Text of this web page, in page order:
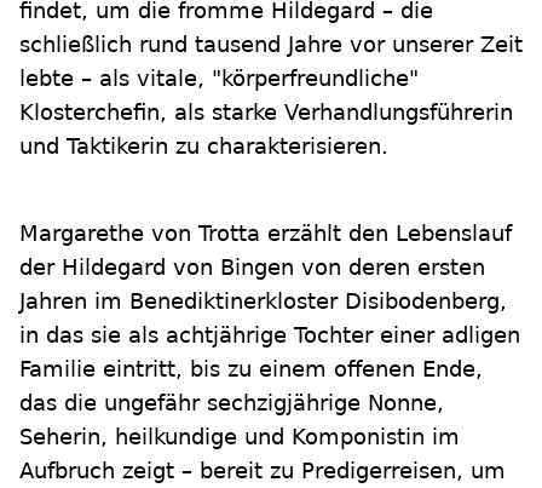
findet, um die fromme Hildegard – die
schließlich rund tausend Jahre vor unserer Zeit
lebte – als vitale, "körperfreundliche"
Klosterchefin, als starke Verhandlungsführerin
und Taktikerin zu charakterisieren.
Margarethe von Trotta erzählt den Lebenslauf
der Hildegard von Bingen von deren ersten
Jahren im Benediktinerkloster Disibodenberg,
in das sie als achtjährige Tochter einer adligen
Familie eintritt, bis zu einem offenen Ende,
das die ungefähr sechzigjährige Nonne,
Seherin, heilkundige und Komponistin im
Aufbruch zeigt – bereit zu Predigerreisen, um